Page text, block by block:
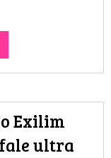
Exilim
ultra